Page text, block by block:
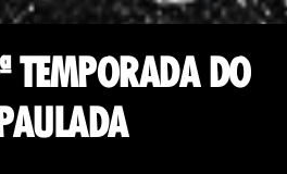
TEMPORADA DO